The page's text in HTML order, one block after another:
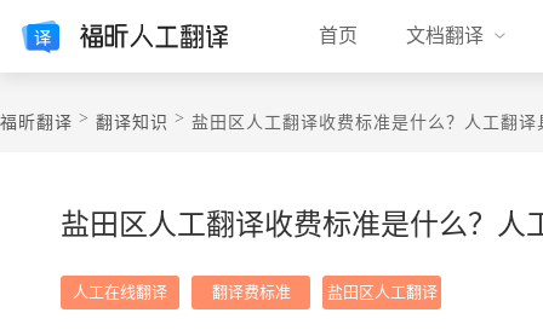
首页 文档翻译
福昕翻译 > 翻译知识 > 盐田区人工翻译收费标准是什么？人工翻译
盐田区人工翻译收费标准是什么？人
人工在线翻译 翻译费标准 盐田区人工翻译